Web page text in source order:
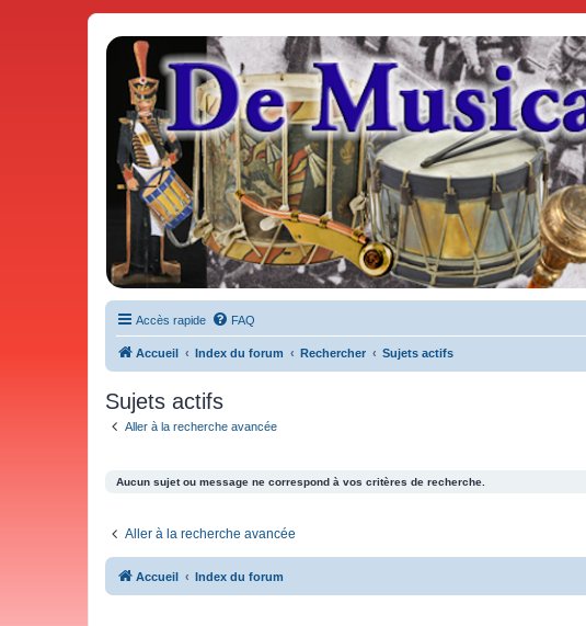
De Musicae Militari - Forums
Forums de discussions
Accès rapide FAQ
Accueil Index du forum Rechercher Sujets actifs
Sujets actifs
Aller à la recherche avancée
Aucun sujet ou message ne correspond à vos critères de recherche.
Aller à la recherche avancée
Accueil Index du forum